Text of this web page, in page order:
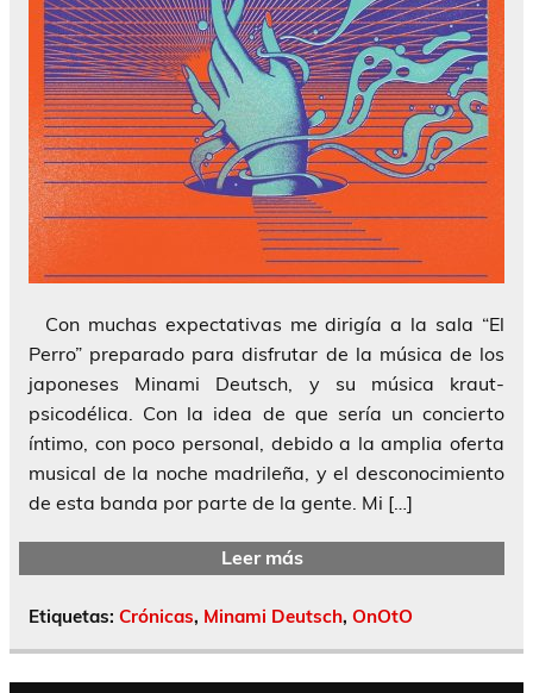
Con muchas expectativas me dirigía a la sala “El
Perro” preparado para disfrutar de la música de los
japoneses Minami Deutsch, y su música kraut-
psicodélica. Con la idea de que sería un concierto
íntimo, con poco personal, debido a la amplia oferta
musical de la noche madrileña, y el desconocimiento
de esta banda por parte de la gente. Mi […]
Leer más
Etiquetas: Crónicas, Minami Deutsch, OnOtO